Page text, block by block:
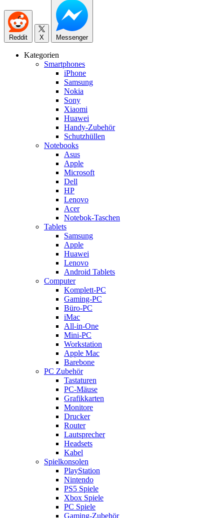
Reddit X Messenger
Kategorien
Smartphones
iPhone
Samsung
Nokia
Sony
Xiaomi
Huawei
Handy-Zubehör
Schutzhüllen
Notebooks
Asus
Apple
Microsoft
Dell
HP
Lenovo
Acer
Notebok-Taschen
Tablets
Samsung
Apple
Huawei
Lenovo
Android Tablets
Computer
Komplett-PC
Gaming-PC
Büro-PC
iMac
All-in-One
Mini-PC
Workstation
Apple Mac
Barebone
PC Zubehör
Tastaturen
PC-Mäuse
Grafikkarten
Monitore
Drucker
Router
Lautsprecher
Headsets
Kabel
Spielkonsolen
PlayStation
Nintendo
PS5 Spiele
Xbox Spiele
PC Spiele
Gaming-Zubehör